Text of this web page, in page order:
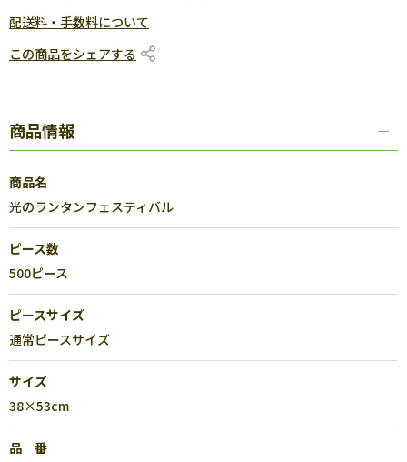
配送料・手数料について
この商品をシェアする
商品情報
商品名
光のランタンフェスティバル
ピース数
500ピース
ピースサイズ
通常ピースサイズ
サイズ
38×53cm
品 番